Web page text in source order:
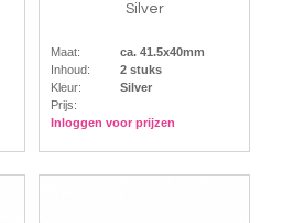
Silver
Maat:
ca. 41.5x40mm
Inhoud:
2 stuks
Kleur:
Silver
Prijs:
Inloggen voor prijzen